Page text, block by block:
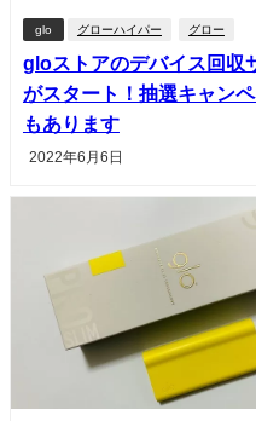
glo グローハイパー グロー
gloストアのデバイス回収
がスタート！抽選キャン
もあります
2022年6月6日